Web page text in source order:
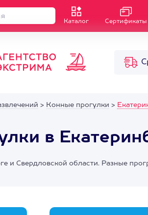
Каталог Сертификаты
> Конные прогулки >
в
и Свердловской области. Разные